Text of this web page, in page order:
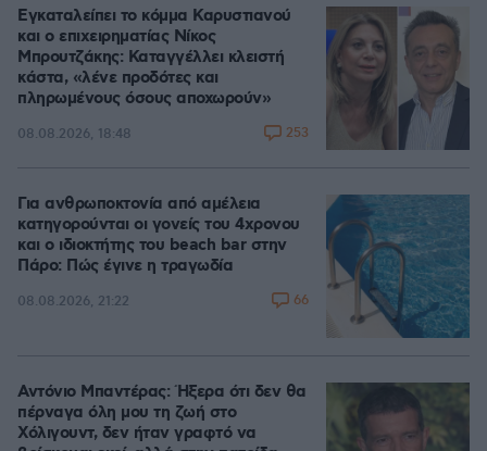
Εγκαταλείπει το κόμμα Καρυστιανού
και ο επιχειρηματίας Νίκος
Μπρουτζάκης: Καταγγέλλει κλειστή
κάστα, «λένε προδότες και
πληρωμένους όσους αποχωρούν»
08.08.2026, 18:48 253
Για ανθρωποκτονία από αμέλεια
κατηγορούνται οι γονείς του 4χρονου
και ο ιδιοκτήτης του beach bar στην
Πάρο: Πώς έγινε η τραγωδία
08.08.2026, 21:22 66
Αντόνιο Μπαντέρας: Ήξερα ότι δεν θα
πέρναγα όλη μου τη ζωή στο
Χόλιγουντ, δεν ήταν γραφτό να